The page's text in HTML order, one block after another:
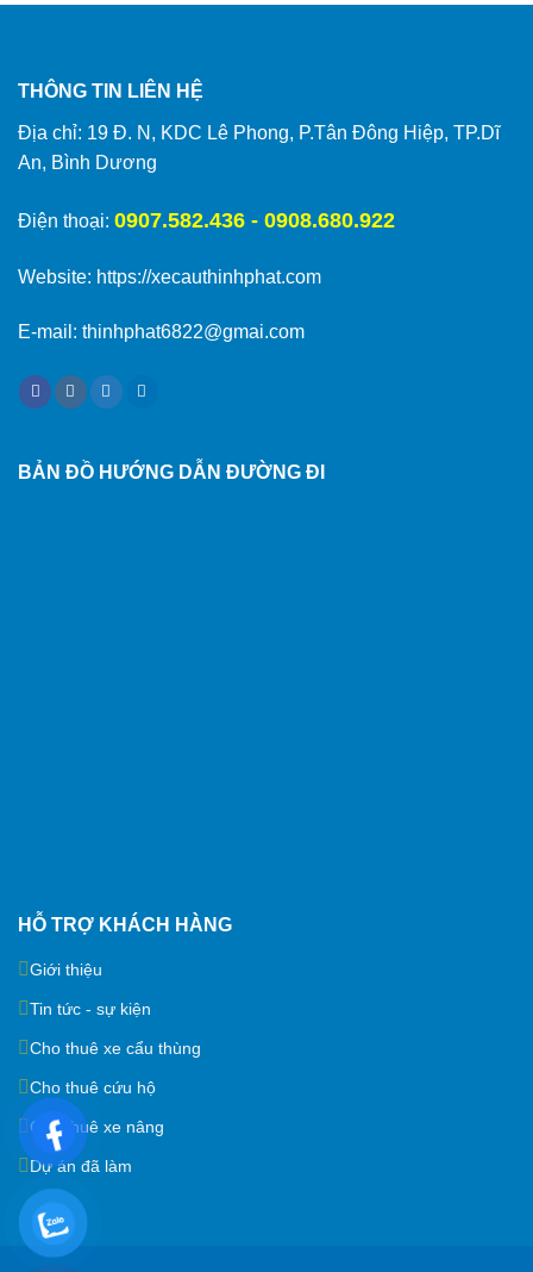
THÔNG TIN LIÊN HỆ
Địa chỉ: 19 Đ. N, KDC Lê Phong, P.Tân Đông Hiệp, TP.Dĩ
An, Bình Dương
Điện thoại: 0907.582.436 - 0908.680.922
Website: https://xecauthinhphat.com
E-mail: thinhphat6822@gmai.com
HỖ TRỢ KHÁCH HÀNG
Giới thiệu
Tin tức - sự kiện
Cho thuê xe cẩu thùng
Cho thuê cứu hộ
Cho thuê xe nâng
Dự án đã làm
BẢN ĐỒ HƯỚNG DẪN ĐƯỜNG ĐI